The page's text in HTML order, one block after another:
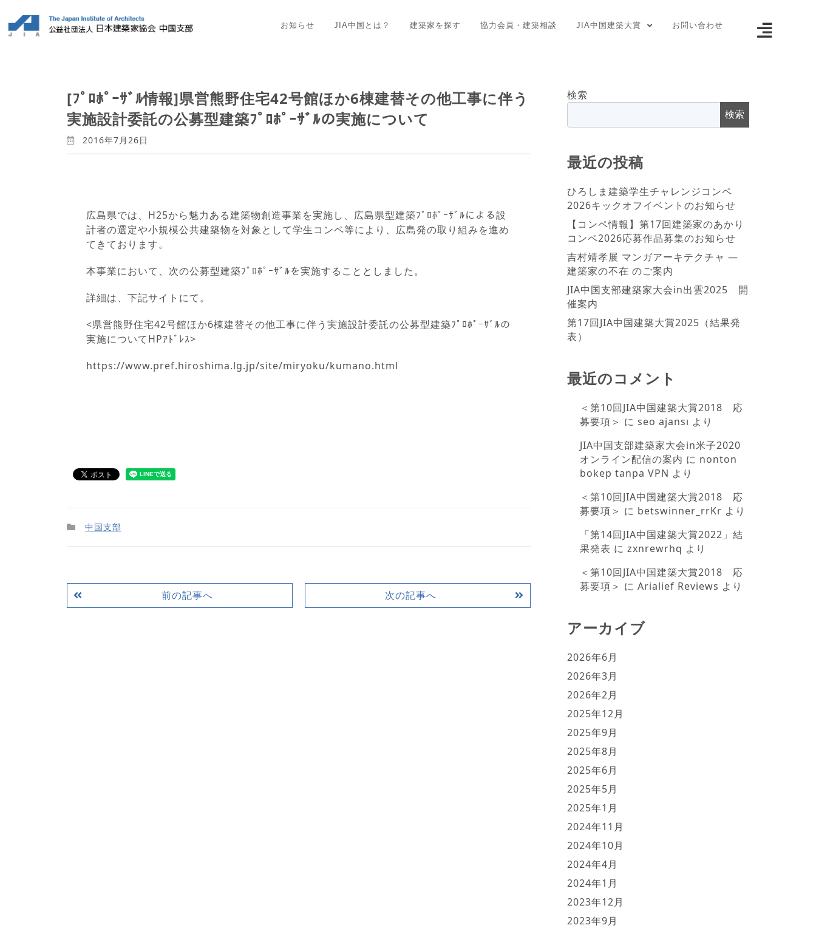
お知らせ JIA中国とは？ 建築家を探す 協力会員・建築相談 JIA中国建築大賞 お問い合わせ
[ﾌﾟﾛﾎﾟｰｻﾞﾙ情報]県営熊野住宅42号館ほか6棟建替その他工事に伴う
実施設計委託の公募型建築ﾌﾟﾛﾎﾟｰｻﾞﾙの実施について
2016年7月26日
広島県では、H25から魅力ある建築物創造事業を実施し、広島県型建築ﾌﾟﾛﾎﾟｰｻﾞﾙによる設
計者の選定や小規模公共建築物を対象として学生コンペ等により、広島発の取り組みを進め
てきております。
本事業において、次の公募型建築ﾌﾟﾛﾎﾟｰｻﾞﾙを実施することとしました。
詳細は、下記サイトにて。
<県営熊野住宅42号館ほか6棟建替その他工事に伴う実施設計委託の公募型建築ﾌﾟﾛﾎﾟｰｻﾞﾙの
実施についてHPｱﾄﾞﾚｽ>
https://www.pref.hiroshima.lg.jp/site/miryoku/kumano.html
中国支部
前の記事へ 次の記事へ
検索
検索
最近の投稿
ひろしま建築学生チャレンジコンペ
2026キックオフイベントのお知らせ
【コンペ情報】第17回建築家のあかり
コンペ2026応募作品募集のお知らせ
吉村靖孝展 マンガアーキテクチャ ―
建築家の不在 のご案内
JIA中国支部建築家大会in出雲2025 開
催案内
第17回JIA中国建築大賞2025（結果発
表）
最近のコメント
＜第10回JIA中国建築大賞2018 応
募要項＞ に seo ajansı より
JIA中国支部建築家大会in米子2020
オンライン配信の案内 に nonton
bokep tanpa VPN より
＜第10回JIA中国建築大賞2018 応
募要項＞ に betswinner_rrKr より
「第14回JIA中国建築大賞2022」結
果発表 に zxnrewrhq より
＜第10回JIA中国建築大賞2018 応
募要項＞ に Arialief Reviews より
アーカイブ
2026年6月
2026年3月
2026年2月
2025年12月
2025年9月
2025年8月
2025年6月
2025年5月
2025年1月
2024年11月
2024年10月
2024年4月
2024年1月
2023年12月
2023年9月